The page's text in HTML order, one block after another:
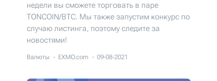
недели вы сможете торговать в паре
TONCOIN/BTC. Мы также запустим конкурс по
случаю листинга, поэтому следите за
новостями!
Валюты EXMO.com 09-08-2021